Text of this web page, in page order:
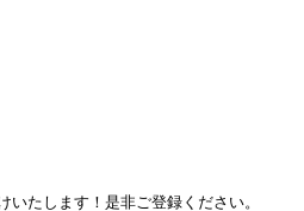
たします！是非ご登録ください。